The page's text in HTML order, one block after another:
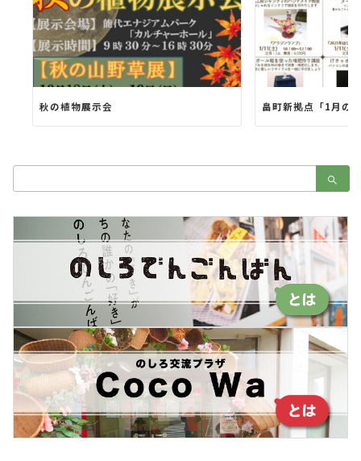
秋の植物展示会 畠町新拠点「1月の
索：